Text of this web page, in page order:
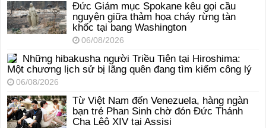
Đức Giám mục Spokane kêu gọi cầu
nguyện giữa thảm họa cháy rừng tàn
khốc tại bang Washington
06/08/2026
Những hibakusha người Triều Tiên tại Hiroshima:
Một chương lịch sử bị lãng quên đang tìm kiếm công lý
06/08/2026
Từ Việt Nam đến Venezuela, hàng ngàn
bạn trẻ Phan Sinh chờ đón Đức Thánh
Cha Lêô XIV tại Assisi